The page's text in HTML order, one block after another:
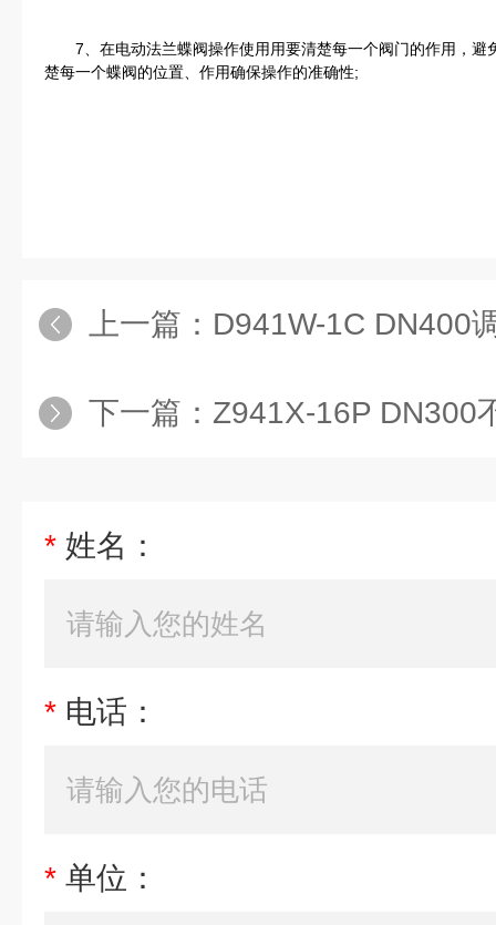
7、在电动法兰蝶阀操作使用用要清楚每一个阀门的作用，避
楚每一个蝶阀的位置、作用确保操作的准确性;
上一篇： D941W-1C DN400
下一篇： Z941X-16P DN300
* 姓名：
* 电话：
* 单位：